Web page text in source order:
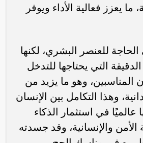
ما يعزز فعالية الأداء ويوفر
الحاجة للعنصر البشري، لكنها
التي يحتاجها للتدخل
المناسبين، وهو ما يزيد من
وهذا التكامل بين الإنسان
عالميًا في استثمار الذكاء
والإنسانية، وقد جسدته